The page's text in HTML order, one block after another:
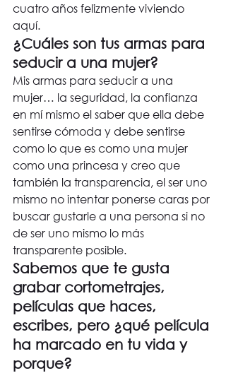
cuatro años felizmente viviendo
aquí.
¿Cuáles son tus armas para
seducir a una mujer?
Mis armas para seducir a una
mujer… la seguridad, la confianza
en mí mismo el saber que ella debe
sentirse cómoda y debe sentirse
como lo que es como una mujer
como una princesa y creo que
también la transparencia, el ser uno
mismo no intentar ponerse caras por
buscar gustarle a una persona si no
de ser uno mismo lo más
transparente posible.
Sabemos que te gusta
grabar cortometrajes,
películas que haces,
escribes, pero ¿qué película
ha marcado en tu vida y
porque?